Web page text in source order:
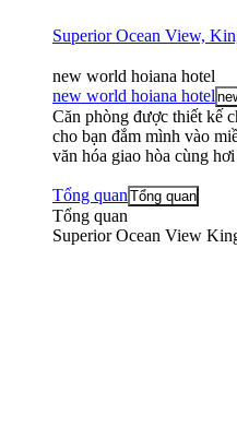
Superior Ocean View,
new world hoiana hotel
new world hoiana hotel
Căn phòng được thiết kế
cho bạn đắm mình vào
văn hóa giao hòa cùng
Tổng quan Tổng quan
Tổng quan
Superior Ocean View